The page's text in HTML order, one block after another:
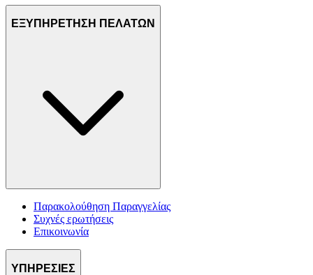
ΕΞΥΠΗΡΕΤΗΣΗ ΠΕΛΑΤΩΝ
Παρακολούθηση Παραγγελίας
Συχνές ερωτήσεις
Επικοινωνία
ΥΠΗΡΕΣΙΕΣ